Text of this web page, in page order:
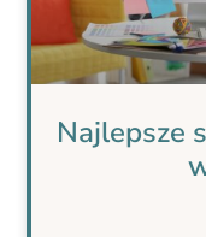
Najlepsze